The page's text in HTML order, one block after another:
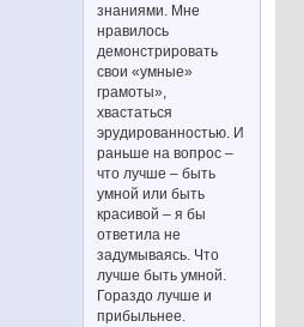
знаниями. Мне
нравилось
демонстрировать
свои «умные»
грамоты»,
хвастаться
эрудированностью. И
раньше на вопрос –
что лучше – быть
умной или быть
красивой – я бы
ответила не
задумываясь. Что
лучше быть умной.
Гораздо лучше и
прибыльнее.